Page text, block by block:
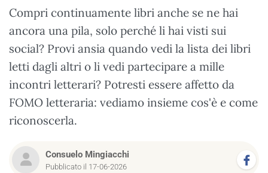
Compri continuamente libri anche se ne hai
ancora una pila, solo perché li hai visti sui
social? Provi ansia quando vedi la lista dei libri
letti dagli altri o li vedi partecipare a mille
incontri letterari? Potresti essere affetto da
FOMO letteraria: vediamo insieme cos'è e come
riconoscerla.
Consuelo Mingiacchi
Pubblicato il 17-06-2026